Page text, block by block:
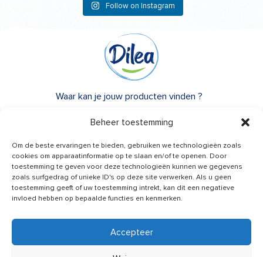
Beheer toestemming
Om de beste ervaringen te bieden, gebruiken we technologieën zoals
cookies om apparaatinformatie op te slaan en/of te openen. Door
toestemming te geven voor deze technologieën kunnen we gegevens
zoals surfgedrag of unieke ID's op deze site verwerken. Als u geen
toestemming geeft of uw toestemming intrekt, kan dit een negatieve
invloed hebben op bepaalde functies en kenmerken.
Accepteer
Follow on Instagram
Heb je advies nodig?
Een vraag?
Waar kan je jouw producten vinden ?
Over Dilea
FAQ